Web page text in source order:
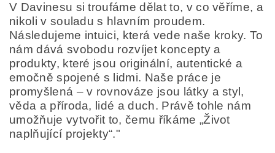
V Davinesu si troufáme dělat to, v co věříme, a
nikoli v souladu s hlavním proudem.
Následujeme intuici, která vede naše kroky. To
nám dává svobodu rozvíjet koncepty a
produkty, které jsou originální, autentické a
emočně spojené s lidmi. Naše práce je
promyšlená – v rovnováze jsou látky a styl,
věda a příroda, lidé a duch. Právě tohle nám
umožňuje vytvořit to, čemu říkáme „Život
naplňující projekty“."